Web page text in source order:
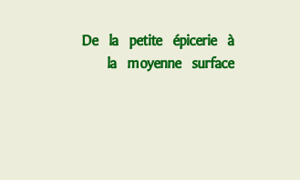
De la petite épicerie à
la moyenne surface